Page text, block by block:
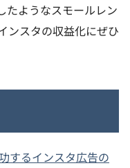
たようなスモールレン
ンスタの収益化にぜひ
するインスタ広告の